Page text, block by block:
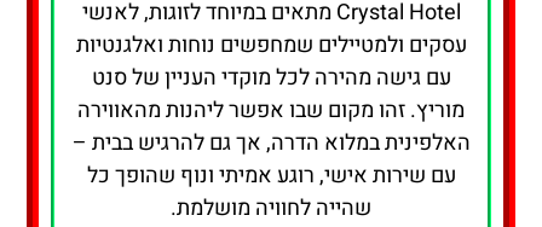
Crystal Hotel מתאים במיוחד לזוגות, לאנשי
עסקים ולמטיילים שמחפשים נוחות ואלגנטיות
עם גישה מהירה לכל מוקדי העניין של סנט
מוריץ. זהו מקום שבו אפשר ליהנות מהאווירה
האלפינית במלוא הדרה, אך גם להרגיש בבית –
עם שירות אישי, רוגע אמיתי ונוף שהופך כל
שהייה לחוויה מושלמת.